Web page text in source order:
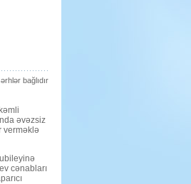
bağlıdır
əvəzsiz
verməklə
cənabları